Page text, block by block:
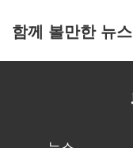
함께 볼만한 뉴스